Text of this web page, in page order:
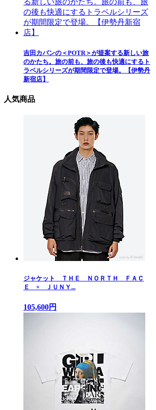
吉田カバンの＜POTR＞が提案する新しい旅
のかたち。旅の前も、旅の後も快適にするト
ラベルシリーズが期間限定で登場。【伊勢丹
新宿店】
人気商品
ジャケット ＴＨＥ ＮＯＲＴＨ ＦＡＣ
Ｅ × ＪＵＮＹ...
105,600円